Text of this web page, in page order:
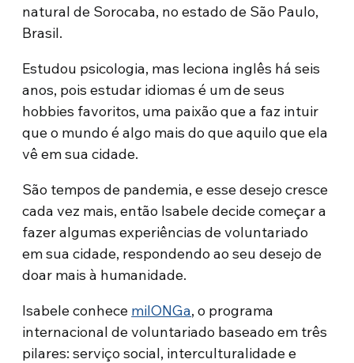
natural de Sorocaba, no estado de São Paulo,
Brasil.
Estudou psicologia, mas leciona inglês há seis
anos, pois estudar idiomas é um de seus
hobbies favoritos, uma paixão que a faz intuir
que o mundo é algo mais do que aquilo que ela
vê em sua cidade.
São tempos de pandemia, e esse desejo cresce
cada vez mais, então Isabele decide começar a
fazer algumas experiências de voluntariado
em sua cidade, respondendo ao seu desejo de
doar mais à humanidade.
Isabele conhece milONGa, o programa
internacional de voluntariado baseado em três
pilares: serviço social, interculturalidade e